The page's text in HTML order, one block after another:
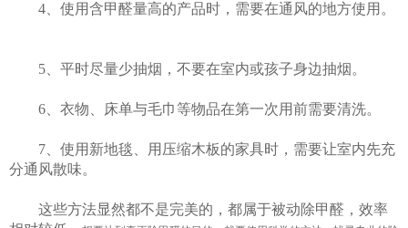
4、使用含甲醛量高的产品时，需要在通风的地方使用。
5、平时尽量少抽烟，不要在室内或孩子身边抽烟。
6、衣物、床单与毛巾等物品在第一次用前需要清洗。
7、使用新地毯、用压缩木板的家具时，需要让室内先充
分通风散味。
这些方法显然都不是完美的，都属于被动除甲醛，效率